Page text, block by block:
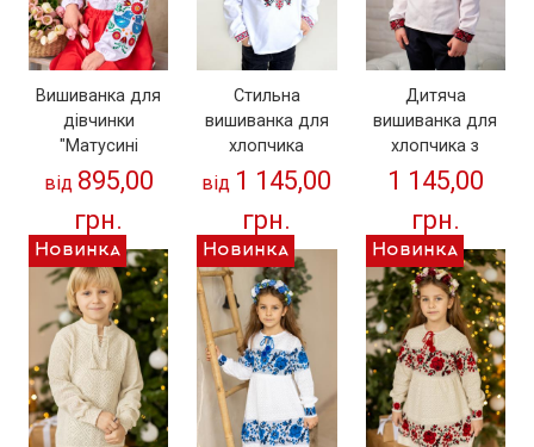
Вишиванка для
дівчинки
"Матусині
пташенята" від
92 до 158р
від 895,00
грн.
Стильна
вишиванка для
хлопчика
"Троянда" на
домотканому
полотні
від 1 145,00
грн.
Дитяча
вишиванка для
хлопчика з
червоно-чорною
вишивкою
1 145,00
грн.
Новинка Новинка Новинка